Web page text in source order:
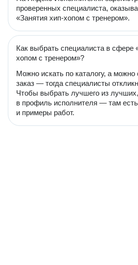
проверенных специалиста,
«Занятия хип-хопом с тренером».
Как выбрать специалиста в сфере
хопом с тренером»?
Можно искать по каталогу, а можно
заказ — тогда специалисты
Чтобы выбрать лучшего из лучших,
в профиль исполнителя — там
и примеры работ.